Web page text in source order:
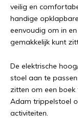
veilig en
handige
eenvoudig om in
gemakkelijk kunt
De elektrische
stoel aan te
zitten om een
Adam trippelstoel
activiteiten.